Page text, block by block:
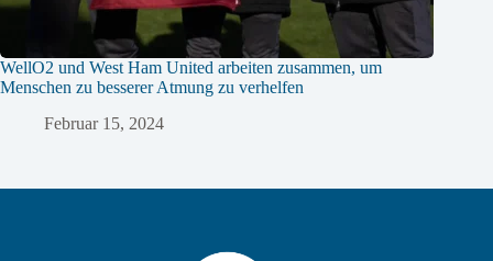
WellO2 und West Ham United arbeiten zusammen, um
Menschen zu besserer Atmung zu verhelfen
Februar 15, 2024